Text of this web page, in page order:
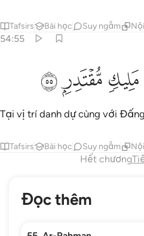
Tafsirs Bài học Suy ngẫm
54:55
٥٥
ﱤﱥﱦ
Tại vị trí danh dự cùng với
Tafsirs Bài học Suy ngẫm
Hết chương
Đọc thêm